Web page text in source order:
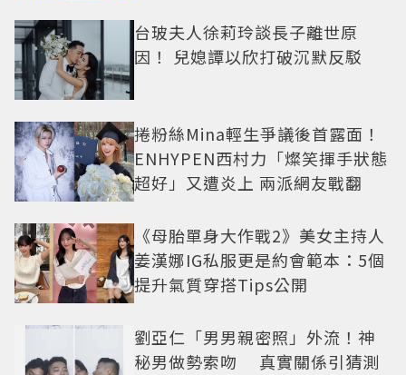
台玻夫人徐莉玲談長子離世原
因！ 兒媳譚以欣打破沉默反駁
捲粉絲Mina輕生爭議後首露面！
ENHYPEN西村力「燦笑揮手狀態
超好」又遭炎上 兩派網友戰翻
《母胎單身大作戰2》美女主持人
姜漢娜IG私服更是約會範本：5個
提升氣質穿搭Tips公開
劉亞仁「男男親密照」外流！神
秘男做勢索吻 真實關係引猜測